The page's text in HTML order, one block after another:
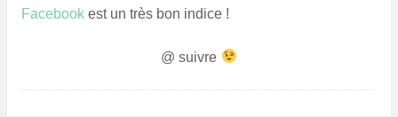
Facebook est un très bon indice !
@ suivre